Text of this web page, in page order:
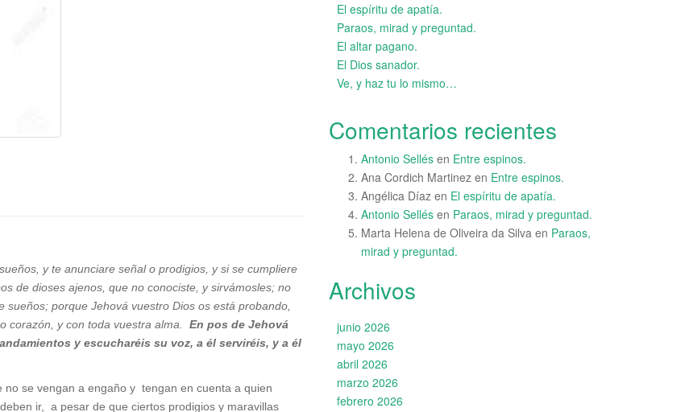
y te anunciare señal o prodigios, y si se cumpliere
de dioses ajenos, que no conociste, y sirvámosles; no
porque Jehová vuestro Dios os está probando,
corazón, y con toda vuestra alma. En pos de Jehová
y escucharéis su voz, a él serviréis, y a él
se vengan a engaño y tengan en cuenta a quien
ir, a pesar de que ciertos prodigios y maravillas
El espíritu de apatía.
Paraos, mirad y preguntad.
El altar pagano.
El Dios sanador.
Ve, y haz tu lo mismo…
Comentarios recientes
Antonio Sellés en Entre espinos.
Ana Cordich Martinez en Entre espinos.
Angélica Díaz en El espíritu de apatía.
Antonio Sellés en Paraos, mirad y preguntad.
Marta Helena de Oliveira da Silva en Paraos,
mirad y preguntad.
Archivos
junio 2026
mayo 2026
abril 2026
marzo 2026
febrero 2026